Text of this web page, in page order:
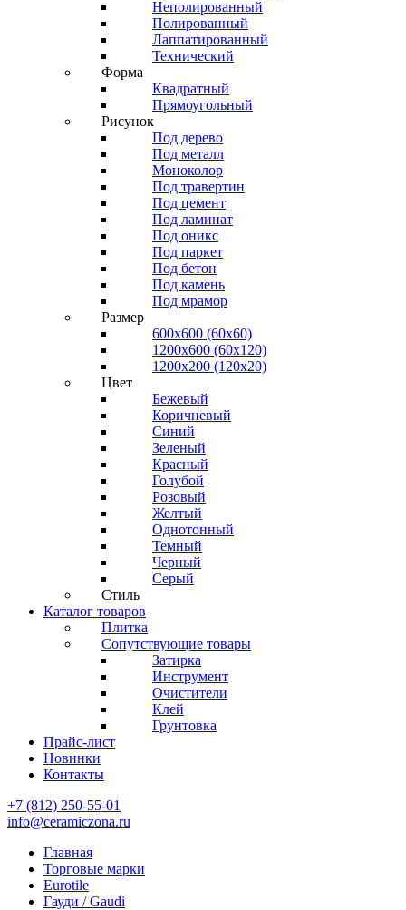
Неполированный
Полированный
Лаппатированный
Технический
Форма
Квадратный
Прямоугольный
Рисунок
Под дерево
Под металл
Моноколор
Под травертин
Под цемент
Под ламинат
Под оникс
Под паркет
Под бетон
Под камень
Под мрамор
Размер
600х600 (60х60)
1200х600 (60х120)
1200х200 (120x20)
Цвет
Бежевый
Коричневый
Синий
Зеленый
Красный
Голубой
Розовый
Желтый
Однотонный
Темный
Черный
Серый
Стиль
Каталог товаров
Плитка
Сопутствующие товары
Затирка
Инструмент
Очистители
Клей
Грунтовка
Прайс-лист
Новинки
Контакты
+7 (812) 250-55-01
info@ceramiczona.ru
Главная
Торговые марки
Eurotile
Гауди / Gaudi